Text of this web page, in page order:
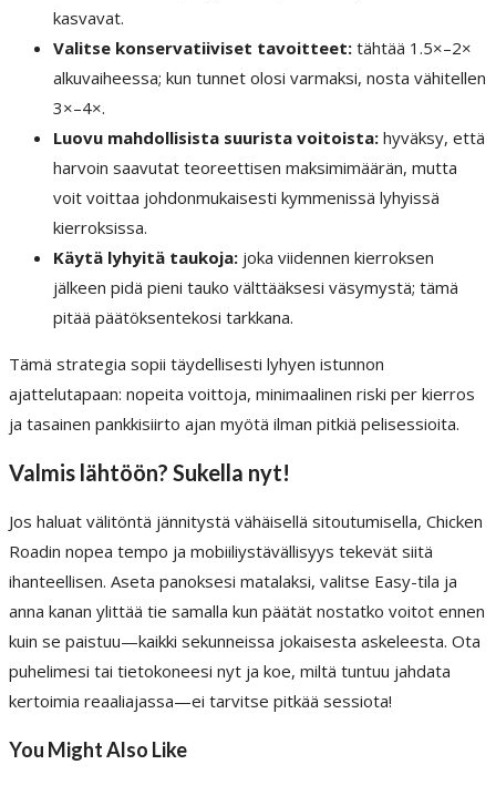
kasvavat.
Valitse konservatiiviset tavoitteet: tähtää 1.5×–2×
alkuvaiheessa; kun tunnet olosi varmaksi, nosta vähitellen
3×–4×.
Luovu mahdollisista suurista voitoista: hyväksy, että
harvoin saavutat teoreettisen maksimimäärän, mutta
voit voittaa johdonmukaisesti kymmenissä lyhyissä
kierroksissa.
Käytä lyhyitä taukoja: joka viidennen kierroksen
jälkeen pidä pieni tauko välttääksesi väsymystä; tämä
pitää päätöksentekosi tarkkana.
Tämä strategia sopii täydellisesti lyhyen istunnon
ajattelutapaan: nopeita voittoja, minimaalinen riski per kierros
ja tasainen pankkisiirto ajan myötä ilman pitkiä pelisessioita.
Valmis lähtöön? Sukella nyt!
Jos haluat välitöntä jännitystä vähäisellä sitoutumisella, Chicken
Roadin nopea tempo ja mobiiliystävällisyys tekevät siitä
ihanteellisen. Aseta panoksesi matalaksi, valitse Easy-tila ja
anna kanan ylittää tie samalla kun päätät nostatko voitot ennen
kuin se paistuu—kaikki sekunneissa jokaisesta askeleesta. Ota
puhelimesi tai tietokoneesi nyt ja koe, miltä tuntuu jahdata
kertoimia reaaliajassa—ei tarvitse pitkää sessiota!
You Might Also Like